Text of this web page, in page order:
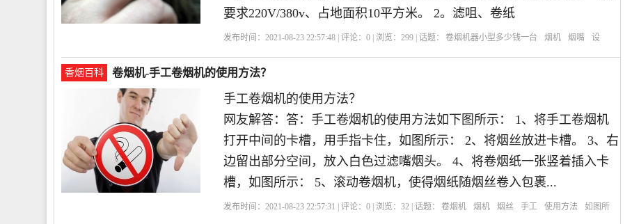
要求220V/380v、占地面积10平方米。 2。滤咀、卷纸
发布时间：2021-08-23 22:57:48 | 评论：0 | 浏览：299 | 话题： 卷烟机器小型多少钱一台 烟机 烟嘴
设
备
烟丝 一台
香烟百科 卷烟机-手工卷烟机的使用方法？
手工卷烟机的使用方法？
网友解答：答：手工卷烟机的使用方法如下图所示： 1、将手工卷烟机
打开中间的卡槽，用手指卡住，如图所示： 2、将烟丝放进卡槽。 3、右
边留出部分空间，放入白色过滤嘴烟头。 4、将卷烟纸一张竖着插入卡
槽，如图所示： 5、滚动卷烟机，使得烟纸随烟丝卷入包裹...
发布时间：2021-08-23 22:57:31 | 评论：0 | 浏览：32 | 话题： 卷烟机 烟机 烟丝 手工 使用方法
如图所